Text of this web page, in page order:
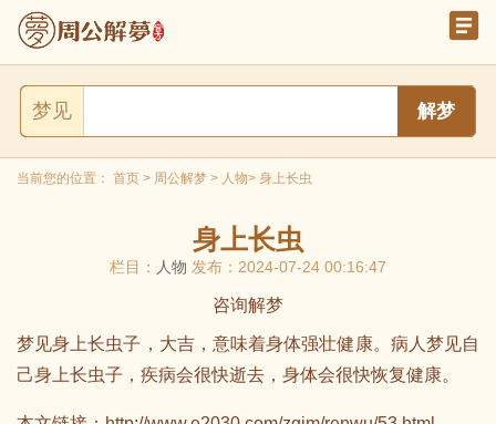
梦见
当前您的位置： 首页 > 周公解梦 > 人物> 身上长虫
身上长虫
栏目： 人物 发布：2024-07-24 00:16:47
咨询解梦
梦见身上长虫子，大吉，意味着身体强壮健康。病人梦见自
己身上长虫子，疾病会很快逝去，身体会很快恢复健康。